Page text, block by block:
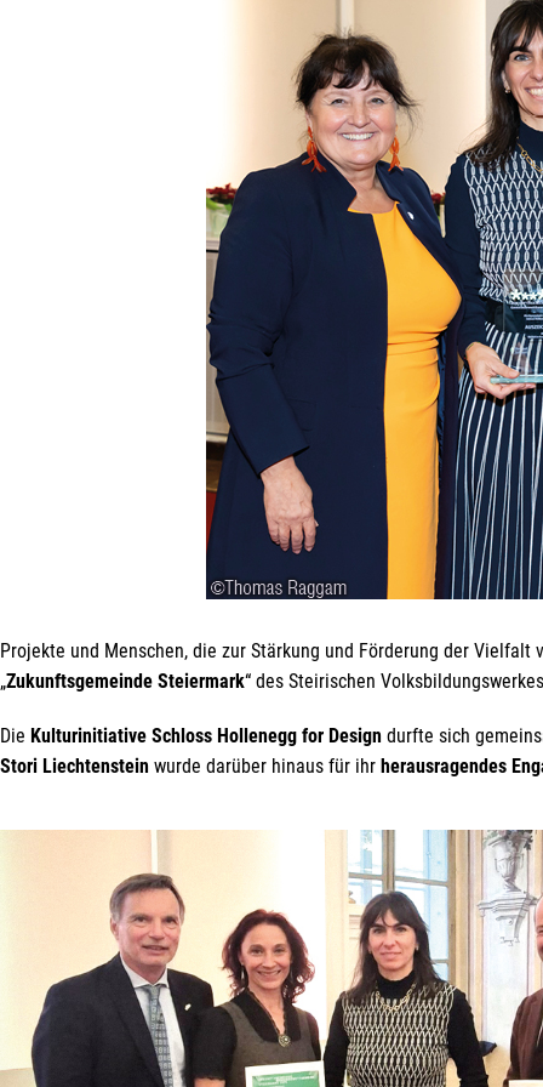
Projekte und Menschen, die zur Stärkung und Förderung der
„Zukunftsgemeinde Steiermark“ des Steirischen
Die Kulturinitiative Schloss Hollenegg for Design durfte sich
Stori Liechtenstein wurde darüber hinaus für ihr herausragendes